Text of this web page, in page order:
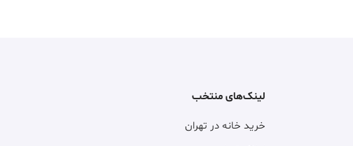
لینک‌های منتخب
خرید خانه در تهران